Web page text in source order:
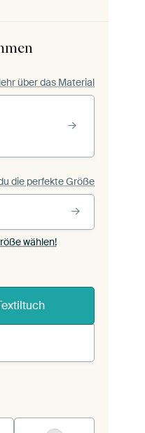
über das Material
die perfekte Größe
wählen!